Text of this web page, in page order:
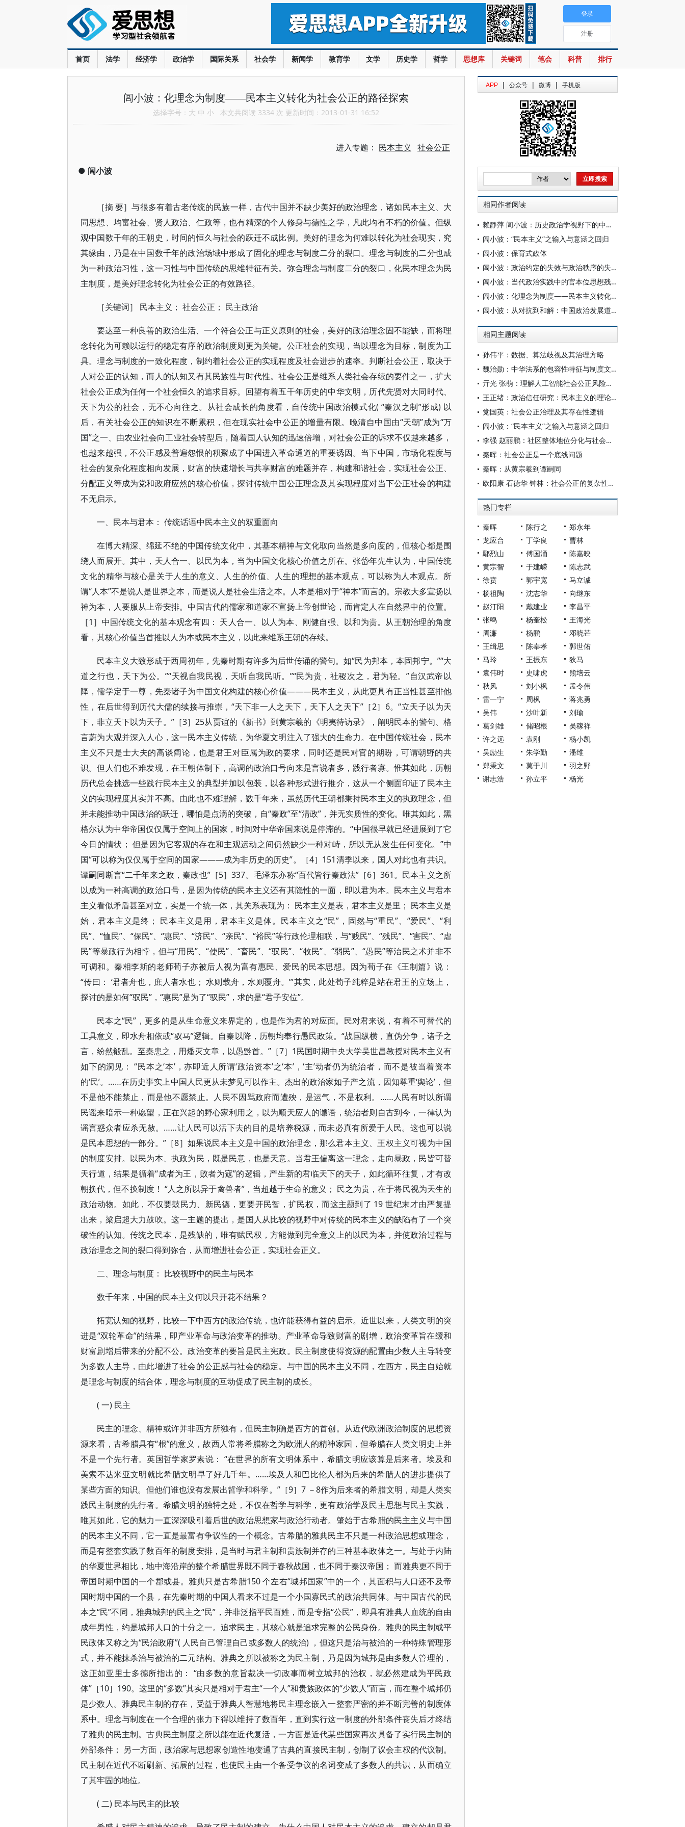
首页 法学 经济学 政治学 国际关系 社会学 新闻学 教育学 文学 历史学 哲学 思想库 关键词 笔会 科普 排行
登录
注册
闾小波：化理念为制度——民本主义转化为社会公正的路径探索
选择字号： 大 中 小 本文共阅读 3334 次 更新时间：2013-01-31 16:52
进入专题： 民本主义 社会公正
● 闾小波
［摘 要］与很多有着古老传统的民族一样，古代中国并不缺少美好的政治理念，诸如民本主义、大
同思想、均富社会、贤人政治、仁政等，也有精深的个人修身与德性之学，凡此均有不朽的价值。但纵
观中国数千年的王朝史，时间的恒久与社会的跃迁不成比例。美好的理念为何难以转化为社会现实，究
其缘由，乃是在中国数千年的政治场域中形成了固化的理念与制度二分的裂口。理念与制度的二分也成
为一种政治习性，这一习性与中国传统的思维特征有关。弥合理念与制度二分的裂口，化民本理念为民
主制度，是美好理念转化为社会公正的有效路径。
［关键词］ 民本主义； 社会公正； 民主政治
要达至一种良善的政治生活、一个符合公正与正义原则的社会，美好的政治理念固不能缺，而将理
念转化为可赖以运行的稳定有序的政治制度则更为关键。公正社会的实现，当以理念为目标，制度为工
具。理念与制度的一致化程度，制约着社会公正的实现程度及社会进步的速率。判断社会公正，取决于
人对公正的认知，而人的认知又有其民族性与时代性。社会公正是维系人类社会存续的要件之一，扩大
社会公正成为任何一个社会恒久的追求目标。回望有着五千年历史的中华文明，历代先贤对大同时代、
天下为公的社会，无不心向往之。从社会成长的角度看，自传统中国政治模式化( “秦汉之制”形成) 以
后，有关社会公正的知识在不断累积，但在现实社会中公正的增量有限。晚清自中国由“天朝”成为“万
国”之一、由农业社会向工业社会转型后，随着国人认知的迅速倍增，对社会公正的诉求不仅越来越多，
也越来越强，不公正感及普遍怨恨的积聚成了中国进入革命通道的重要诱因。当下中国，市场化程度与
社会的复杂化程度相向发展，财富的快速增长与共享财富的难题并存，构建和谐社会，实现社会公正、
分配正义等成为党和政府应然的核心价值，探讨传统中国公正理念及其实现程度对当下公正社会的构建
不无启示。
一、民本与君本： 传统话语中民本主义的双重面向
在博大精深、绵延不绝的中国传统文化中，其基本精神与文化取向当然是多向度的，但核心都是围
绕人而展开。其中，天人合一、以民为本，当为中国文化核心价值之所在。张岱年先生认为，中国传统
文化的精华与核心是关于人生的意义、人生的价值、人生的理想的基本观点，可以称为人本观点。所
谓“人本”不是说人是世界之本，而是说人是社会生活之本。人本是相对于“神本”而言的。宗教大多宣扬以
神为本，人要服从上帝安排。中国古代的儒家和道家不宣扬上帝创世论，而肯定人在自然界中的位置。
［1］中国传统文化的基本观念有四： 天人合一、以人为本、刚健自强、以和为贵。从王朝治理的角度
看，其核心价值当首推以人为本或民本主义，以此来维系王朝的存续。
民本主义大致形成于西周初年，先秦时期有许多为后世传诵的警句。如“民为邦本，本固邦宁。”“大
道之行也，天下为公。”“天视自我民视，天听自我民听。”“民为贵，社稷次之，君为轻。”自汉武帝以
降，儒学定于一尊，先秦诸子为中国文化构建的核心价值———民本主义，从此更具有正当性甚至排他
性，在后世得到历代大儒的续接与推崇，“天下非一人之天下，天下人之天下”［2］6。“立天子以为天
下，非立天下以为天子。”［3］25从贾谊的《新书》到黄宗羲的《明夷待访录》，阐明民本的警句、格
言蔚为大观并深入人心，这一民本主义传统，为华夏文明注入了强大的生命力。在中国传统社会，民本
主义不只是士大夫的高谈阔论，也是君王对臣属为政的要求，同时还是民对官的期盼，可谓朝野的共
识。但人们也不难发现，在王朝体制下，高调的政治口号向来是言说者多，践行者寡。惟其如此，历朝
历代总会挑选一些践行民本主义的典型并加以包装，以各种形式进行推介，这从一个侧面印证了民本主
义的实现程度其实并不高。由此也不难理解，数千年来，虽然历代王朝都秉持民本主义的执政理念，但
并未能推动中国政治的跃迁，哪怕是点滴的突破，自“秦政”至“清政”，并无实质性的变化。唯其如此，黑
格尔认为中华帝国仅仅属于空间上的国家，时间对中华帝国来说是停滞的。“中国很早就已经进展到了它
今日的情状； 但是因为它客观的存在和主观运动之间仍然缺少一种对峙，所以无从发生任何变化。”中
国“可以称为仅仅属于空间的国家———成为非历史的历史”。［4］151清季以来，国人对此也有共识。
谭嗣同断言“二千年来之政，秦政也”［5］337。毛泽东亦称“百代皆行秦政法”［6］361。民本主义之所
以成为一种高调的政治口号，是因为传统的民本主义还有其隐性的一面，即以君为本。民本主义与君本
主义看似矛盾甚至对立，实是一个统一体，其关系表现为： 民本主义是表，君本主义是里； 民本主义是
始，君本主义是终； 民本主义是用，君本主义是体。民本主义之“民”，固然与“重民”、“爱民”、“利
民”、“恤民”、“保民”、“惠民”、“济民”、“亲民”、“裕民”等行政伦理相联，与“贱民”、“残民”、“害民”、“虐
民”等暴政行为相悖，但与“用民”、“使民”、“畜民”、“驭民”、“牧民”、“弱民”、“愚民”等治民之术并非不
可调和。秦相李斯的老师荀子亦被后人视为富有惠民、爱民的民本思想。因为荀子在《王制篇》说：
“传曰： ‘君者舟也，庶人者水也； 水则载舟，水则覆舟。’”其实，此处荀子纯粹是站在君王的立场上，
探讨的是如何“驭民”，“惠民”是为了“驭民”，求的是“君子安位”。
民本之“民”，更多的是从生命意义来界定的，也是作为君的对应面。民对君来说，有着不可替代的
工具意义，即水舟相依或“驭马”逻辑。自秦以降，历朝均奉行愚民政策。“战国纵横，直伪分争，诸子之
言，纷然殽乱。至秦患之，用燔灭文章，以愚黔首。”［7］1民国时期中央大学吴世昌教授对民本主义有
如下的洞见： “民本之‘本’，亦即近人所谓‘政治资本’之‘本’，‘主’动者仍为统治者，而不是被当着资本
的‘民’。……在历史事实上中国人民更从未梦见可以作主。杰出的政治家如子产之流，因知尊重‘舆论’，但
不是他不能禁止，而是他不愿禁止。人民不因骂政府而遭殃，是运气，不是权利。……人民有时以所谓
民谣来暗示一种愿望，正在兴起的野心家利用之，以为顺天应人的谶语，统治者则自古到今，一律认为
谣言惑众者应杀无赦。……让人民可以活下去的目的是培养税源，而未必真有所爱于人民。这也可以说
是民本思想的一部分。”［8］如果说民本主义是中国的政治理念，那么君本主义、王权主义可视为中国
的制度安排。以民为本、执政为民，既是民意，也是天意。当君王偏离这一理念，走向暴政，民皆可替
天行道，结果是循着“成者为王，败者为寇”的逻辑，产生新的君临天下的天子，如此循环往复，才有改
朝换代，但不换制度！ “人之所以异于禽兽者”，当超越于生命的意义； 民之为贵，在于将民视为天生的
政治动物。如此，不仅要鼓民力、新民德，更要开民智，扩民权，而这主题到了 19 世纪末才由严复提
出来，梁启超大力鼓吹。这一主题的提出，是国人从比较的视野中对传统的民本主义的缺陷有了一个突
破性的认知。传统之民本，是残缺的，唯有赋民权，方能做到完全意义上的以民为本，并使政治过程与
政治理念之间的裂口得到弥合，从而增进社会公正，实现社会正义。
二、理念与制度： 比较视野中的民主与民本
数千年来，中国的民本主义何以只开花不结果？
拓宽认知的视野，比较一下中西方的政治传统，也许能获得有益的启示。近世以来，人类文明的突
进是“双轮革命”的结果，即产业革命与政治变革的推动。产业革命导致财富的剧增，政治变革旨在缓和
财富剧增后带来的分配不公。政治变革的要旨是民主宪政。民主制度使得资源的配置由少数人主导转变
为多数人主导，由此增进了社会的公正感与社会的稳定。与中国的民本主义不同，在西方，民主自始就
是理念与制度的结合体，理念与制度的互动促成了民主制的成长。
( 一) 民主
民主的理念、精神或许并非西方所独有，但民主制确是西方的首创。从近代欧洲政治制度的思想资
源来看，古希腊具有“根”的意义，故西人常将希腊称之为欧洲人的精神家园，但希腊在人类文明史上并
不是一个先行者。英国哲学家罗素说： “在世界的所有文明体系中，希腊文明应该算是后来者。埃及和
美索不达米亚文明就比希腊文明早了好几千年。……埃及人和巴比伦人都为后来的希腊人的进步提供了
某些方面的知识。但他们谁也没有发展出哲学和科学。”［9］7 －8作为后来者的希腊文明，却是人类实
践民主制度的先行者。希腊文明的独特之处，不仅在哲学与科学，更有政治学及民主思想与民主实践，
唯其如此，它的魅力一直深深吸引着后世的政治思想家与政治行动者。肇始于古希腊的民主主义与中国
的民本主义不同，它一直是最富有争议性的一个概念。古希腊的雅典民主不只是一种政治思想或理念，
而是有整套实践了数百年的制度安排，是当时与君主制和贵族制并存的三种基本政体之一。与处于内陆
的华夏世界相比，地中海沿岸的整个希腊世界既不同于春秋战国，也不同于秦汉帝国； 而雅典更不同于
帝国时期中国的一个郡或县。雅典只是古希腊150 个左右“城邦国家”中的一个，其面积与人口还不及帝
国时期中国的一个县，在先秦时期的中国人看来不过是一个小国寡民式的政治共同体。与中国古代的民
本之“民”不同，雅典城邦的民主之“民”，并非泛指平民百姓，而是专指“公民”，即具有雅典人血统的自由
成年男性，约是城邦人口的十分之一。追求民主，其核心就是追求完整的公民身份。雅典的民主制或平
民政体又称之为“民治政府”( 人民自己管理自己或多数人的统治) ，但这只是治与被治的一种特殊管理形
式，并不能抹杀治与被治的二元结构。雅典之所以被称之为民主制，乃是因为城邦是由多数人管理的，
这正如亚里士多德所指出的： “由多数的意旨裁决一切政事而树立城邦的治权，就必然建成为平民政
体”［10］190。这里的“多数”其实只是相对于君主“一个人”和贵族政体的“少数人”而言，而在整个城邦仍
是少数人。雅典民主制的存在，受益于雅典人智慧地将民主理念嵌入一整套严密的并不断完善的制度体
系中。理念与制度在一个合理的张力下得以维持了数百年，直到实行这一制度的外部条件丧失后才终结
了雅典的民主制。古典民主制度之所以能在近代复活，一方面是近代某些国家再次具备了实行民主制的
外部条件； 另一方面，政治家与思想家创造性地变通了古典的直接民主制，创制了议会主权的代议制。
民主制在近代不断刷新、拓展的过程，也使民主由一个备受争议的名词变成了多数人的共识，从而确立
了其牢固的地位。
( 二) 民本与民主的比较
APP | 公众号 | 微博 | 手机版
相同作者阅读
赖静萍 闾小波：历史政治学视野下的中共建政史研究
闾小波：“民本主义”之输入与意涵之回归
闾小波：保育式政体
闾小波：政治约定的失效与政治秩序的失范
闾小波：当代政治实践中的官本位思想残留典型
闾小波：化理念为制度——民本主义转化为社会公正的路径探索
闾小波：从对抗到和解：中国政治发展道路的两次转轨
相同主题阅读
孙伟平：数据、算法歧视及其治理方略
魏治勋：中华法系的包容性特征与制度文化优势
亓光 张萌：理解人工智能社会公正风险的基础向度
王正绪：政治信任研究：民本主义的理论框架
党国英：社会公正治理及其存在性逻辑
闾小波：“民本主义”之输入与意涵之回归
李强 赵丽鹏：社区整体地位分化与社会主要矛盾
秦晖：社会公正是一个底线问题
秦晖：从黄宗羲到谭嗣同
欧阳康 石德华 钟林：社会公正的复杂性与当前中国社会公正的特殊性
热门专栏
秦晖 陈行之
郑永年
龙应台
丁学良
曹林
鄢烈山
傅国涌
陈嘉映
黄宗智
于建嵘
陈志武
徐贲
郭宇宽
马立诚
杨祖陶
沈志华
向继东
赵汀阳
戴建业
李昌平
张鸣
杨奎松
王海光
周濂
杨鹏
邓晓芒
王缉思
陈奉孝
郭世佑
马玲
王振东
狄马
袁伟时
史啸虎
熊培云
秋风
刘小枫
孟令伟
雷一宁
周枫
蒋兆勇
吴伟
沙叶新
刘瑜
葛剑雄
储昭根
吴稼祥
许之远
袁刚
杨小凯
吴励生
朱学勤
潘维
郑秉文
莫于川
羽之野
谢志浩
孙立平 杨光